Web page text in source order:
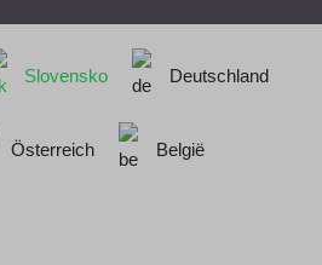
Slovensko Deutschland
Österreich België